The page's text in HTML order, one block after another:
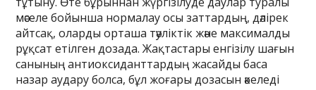
мәселе бойынша нормалау осы заттардың, дәлірек
айтсақ, оларды орташа тәуліктік және максималды
рұқсат етілген дозада. Жақтастары енгізілу шағын
санының антиоксиданттардың жасайды баса
назар аудару болса, бұл жоғары дозасын әкеледі